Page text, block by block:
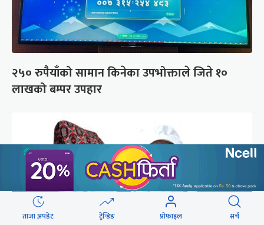
२५० रुपैयाँको सामान किनेका उपभोक्ताले जिते १०
लाखको बम्पर उपहार
ताजा अपडेट ट्रेन्डिङ प्रोफाइल सर्च